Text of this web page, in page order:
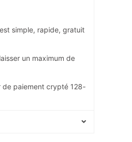
simple, rapide, gratuit
un maximum de
de paiement crypté 128-